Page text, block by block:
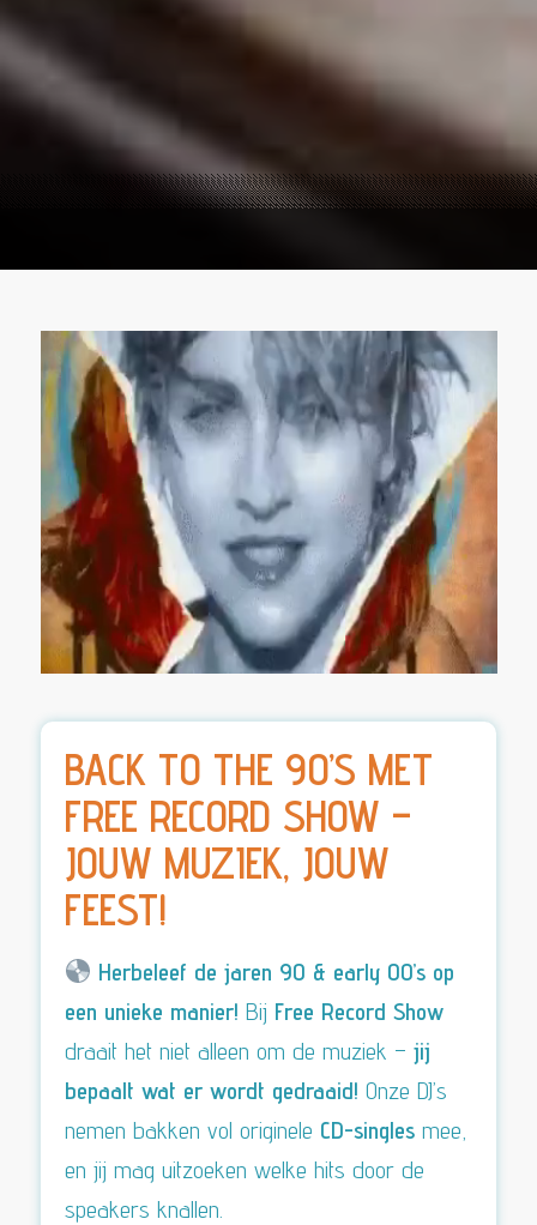
BACK TO THE 90’S MET
FREE RECORD SHOW –
JOUW MUZIEK, JOUW
FEEST!
Herbeleef de jaren 90 & early 00’s op
een unieke manier! Bij Free Record Show
draait het niet alleen om de muziek – jij
bepaalt wat er wordt gedraaid! Onze DJ’s
nemen bakken vol originele CD-singlesmee,
en jij mag uitzoeken welke hits door de
speakers knallen.